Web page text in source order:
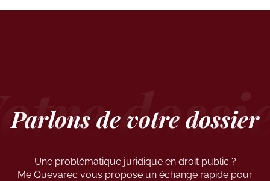
Parlons de votre dossier
Une problématique juridique en droit public ?
Me Quevarec vous propose un échange rapide pour